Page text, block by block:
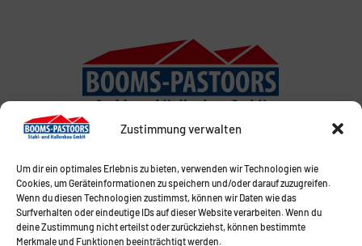
Zustimmung verwalten
Um dir ein optimales Erlebnis zu bieten, verwenden wir Technologien wie
Cookies, um Geräteinformationen zu speichern und/oder darauf zuzugreifen.
Wenn du diesen Technologien zustimmst, können wir Daten wie das
Surfverhalten oder eindeutige IDs auf dieser Website verarbeiten. Wenn du
deine Zustimmung nicht erteilst oder zurückziehst, können bestimmte
Merkmale und Funktionen beeinträchtigt werden.